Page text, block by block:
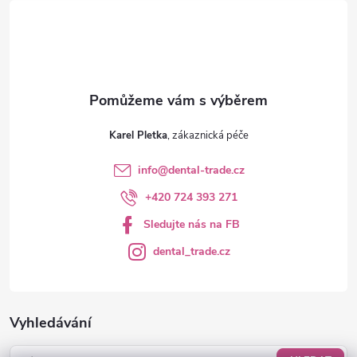
Vyhledávání
Karel Pletka
info@dental-trade.cz
+420 724 393 271
Sledujte nás na FB
dental_trade.cz